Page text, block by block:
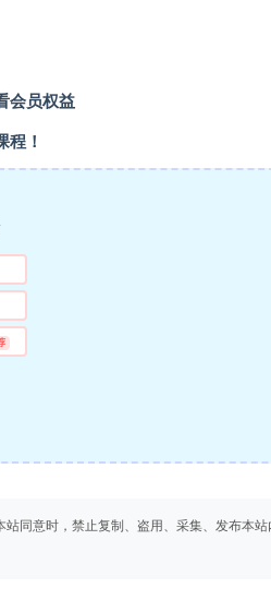
会员权益
程！
同意时，禁止复制、盗用、采集、发布本站